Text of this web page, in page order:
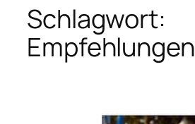
Schlagwort:
Empfehlungen